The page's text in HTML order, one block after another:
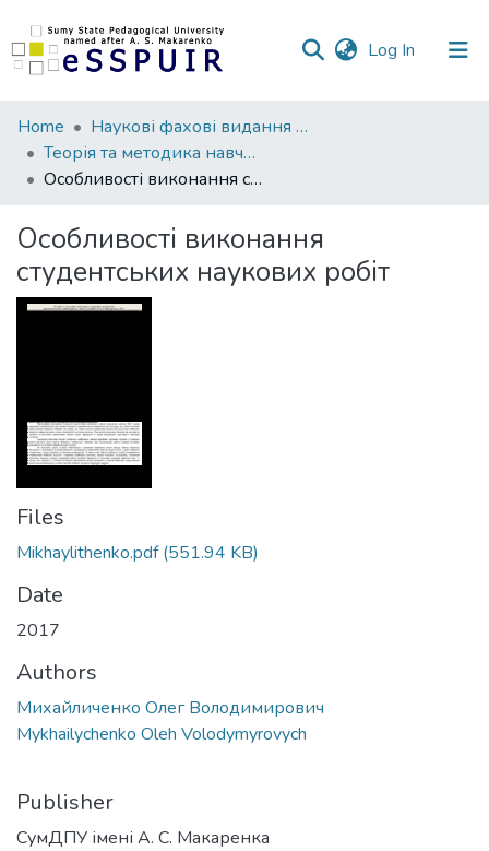
Log In (current)
Communities
&
Collections
Statistics
Home
Наукові фахові видання СумДПУ
Теорія та методика навчання суспільних дисциплін
Особливості виконання студентських наукових робіт
Особливості виконання
студентських наукових робіт
Files
Mikhaylithenko.pdf(551.94 KB)
Date
2017
Authors
Михайличенко Олег Володимирович
Mykhailychenko Oleh Volodymyrovych
Publisher
СумДПУ імені А. С. Макаренка